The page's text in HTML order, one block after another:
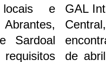
locais e
Sardoal
GAL
de